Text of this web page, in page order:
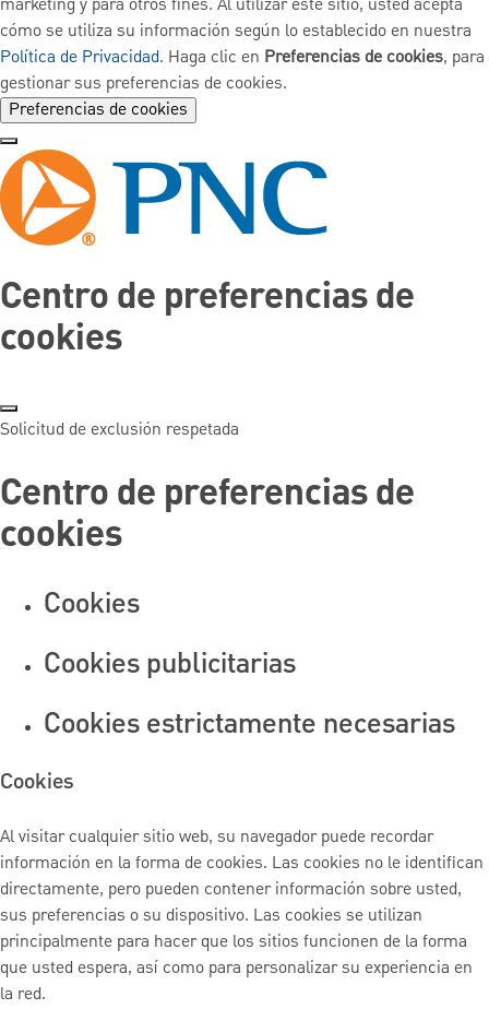
cómo se utiliza su información según lo establecido en nuestra
Política de Privacidad. Haga clic en Preferencias de cookies, para
gestionar sus preferencias de cookies.
Preferencias de cookies
Centro de preferencias de
cookies
Solicitud de exclusión respetada
Centro de preferencias de
cookies
Cookies
Cookies publicitarias
Cookies estrictamente necesarias
Cookies
Al visitar cualquier sitio web, su navegador puede recordar
información en la forma de cookies. Las cookies no le identifican
directamente, pero pueden contener información sobre usted,
sus preferencias o su dispositivo. Las cookies se utilizan
principalmente para hacer que los sitios funcionen de la forma
que usted espera, así como para personalizar su experiencia en
la red.